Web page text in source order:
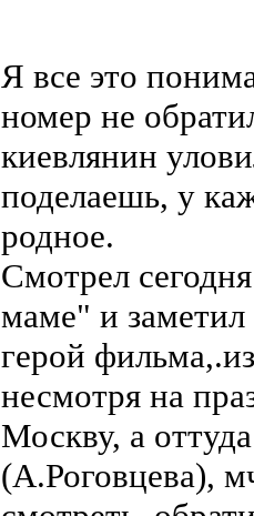
Я все это
номер не
киевлянин
поделаешь, у
родное.
Смотрел
маме" и
герой
несмотря на
Москву, а
(А.Роговцева),